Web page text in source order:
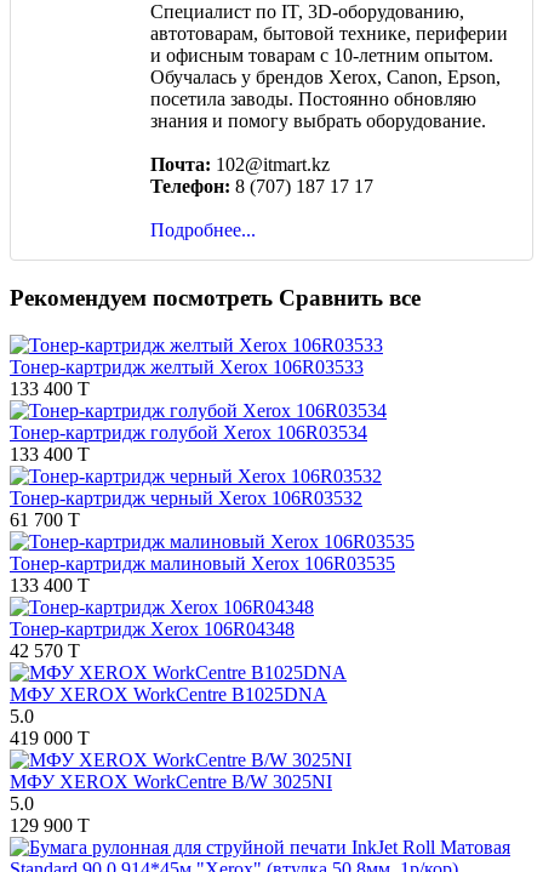
Специалист по IT, 3D-оборудованию,
автотоварам, бытовой технике, периферии
и офисным товарам с 10-летним опытом.
Обучалась у брендов Xerox, Canon, Epson,
посетила заводы. Постоянно обновляю
знания и помогу выбрать оборудование.
Почта: 102@itmart.kz
Телефон: 8 (707) 187 17 17
Подробнее...
Рекомендуем посмотреть Сравнить все
Тонер-картридж желтый Xerox 106R03533
133 400 T
Тонер-картридж голубой Xerox 106R03534
133 400 T
Тонер-картридж черный Xerox 106R03532
61 700 T
Тонер-картридж малиновый Xerox 106R03535
133 400 T
Тонер-картридж Xerox 106R04348
42 570 T
МФУ XEROX WorkCentre B1025DNA
5.0
419 000 T
МФУ XEROX WorkCentre B/W 3025NI
5.0
129 900 T